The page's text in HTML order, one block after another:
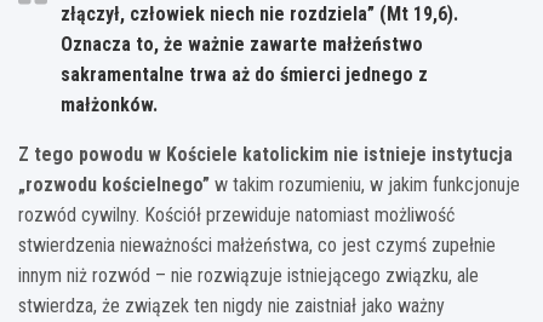
złączył, człowiek niech nie rozdziela” (Mt 19,6).
Oznacza to, że ważnie zawarte małżeństwo
sakramentalne trwa aż do śmierci jednego z
małżonków.
Z tego powodu w Kościele katolickim nie istnieje instytucja
„rozwodu kościelnego” w takim rozumieniu, w jakim funkcjonuje
rozwód cywilny. Kościół przewiduje natomiast możliwość
stwierdzenia nieważności małżeństwa, co jest czymś zupełnie
innym niż rozwód – nie rozwiązuje istniejącego związku, ale
stwierdza, że związek ten nigdy nie zaistniał jako ważny